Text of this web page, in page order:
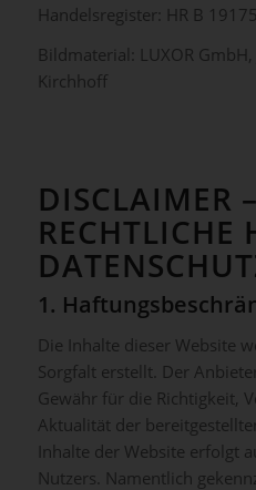
Handelsregister: HR B
Bildmaterial: LUXOR
Kirchhoff
DISCLAIMER –
RECHTLICHE
1.
Die Inhalte dieser Website
Sorgfalt erstellt. Der
Gewähr für die Richtigkeit,
Aktualität der
Inhalte der Website erfolgt
Nutzers. Namentlich